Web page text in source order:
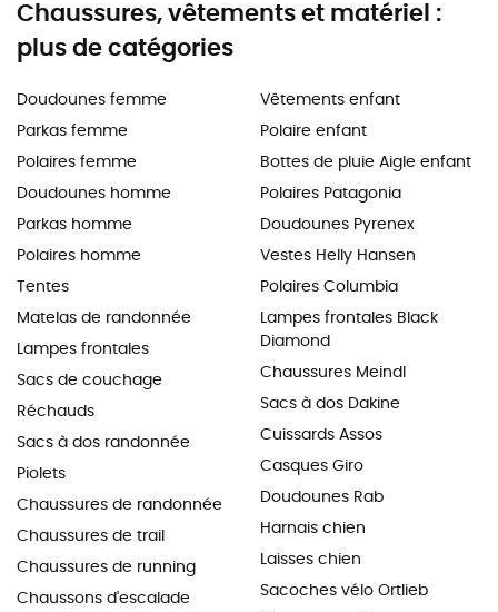
Chaussures, vêtements et matériel :
plus de catégories
Doudounes femme
Parkas femme
Polaires femme
Doudounes homme
Parkas homme
Polaires homme
Tentes
Matelas de randonnée
Lampes frontales
Sacs de couchage
Réchauds
Sacs à dos randonnée
Piolets
Chaussures de randonnée
Chaussures de trail
Chaussures de running
Chaussons d'escalade
Vêtements enfant
Polaire enfant
Bottes de pluie Aigle enfant
Polaires Patagonia
Doudounes Pyrenex
Vestes Helly Hansen
Polaires Columbia
Lampes frontales Black
Diamond
Chaussures Meindl
Sacs à dos Dakine
Cuissards Assos
Casques Giro
Doudounes Rab
Harnais chien
Laisses chien
Sacoches vélo Ortlieb